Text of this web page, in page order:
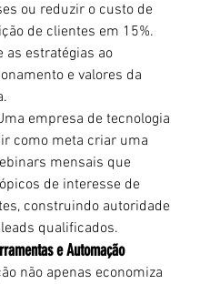
ou reduzir o custo de
de clientes em 15%.
as estratégias ao
e valores da
empresa de tecnologia
como meta criar uma
mensais que
de interesse de
construindo autoridade
qualificados.
e Automação
não apenas economiza